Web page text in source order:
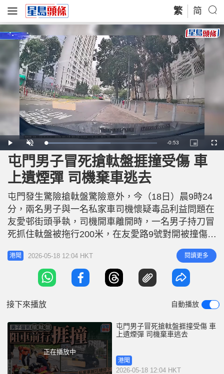
繁 简
P
l
a
y
U
n
m
u
t
e
L
o
a
d
e
d
:
8
4
9
%
R
e
n
i
e
-0:53
P
i
c
u
-
P
i
c
t
u
r
e
F
u
屯門男子冒死搶軚盤捱撞受傷 車
上遺煙彈 司機棄車逃去
屯門發生驚險搶軚盤驚險意外，今（18日）晨9時24
分，兩名男子與一名私家車司機懷疑毒品利益問題在
友愛邨街頭爭執，司機開車離開時，一名男子持刀冒
死抓住軚盤被拖行200米，在友愛路9號對開被撞傷倒
地，私家車失控猛撞花槽，車頭盡毀，司機棄車逃
去。傷者左腳骨折及爆肺，由救護車送院治理，警方
在肇事車輛上發現約200粒懷疑依託咪酯及大量現
金，正追查司機下落。 據了解，警方在車上發現逾
港聞 2026-05-18 12:04 HKT 閱讀更多
接下來播放 自動播放
正在播放中
屯門男子冒死搶軚盤捱撞受傷 車
上遺煙彈 司機棄車逃去
港聞
2026-05-18 12:04 HKT